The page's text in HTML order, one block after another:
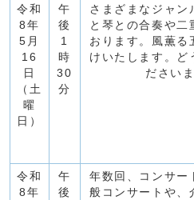
令和
8年
5月
16
日
（土
曜
日）
午
後
1
時
30
分
さまざまなジャン
と琴との合奏や二
おります。風薫る
けいたします。ど
ださいま
令和
8年
午
後
年数回、コンサー
般コンサートや、